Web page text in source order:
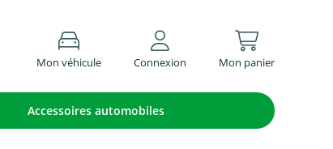
Mon véhicule Connexion Mon panier
Accessoires automobiles